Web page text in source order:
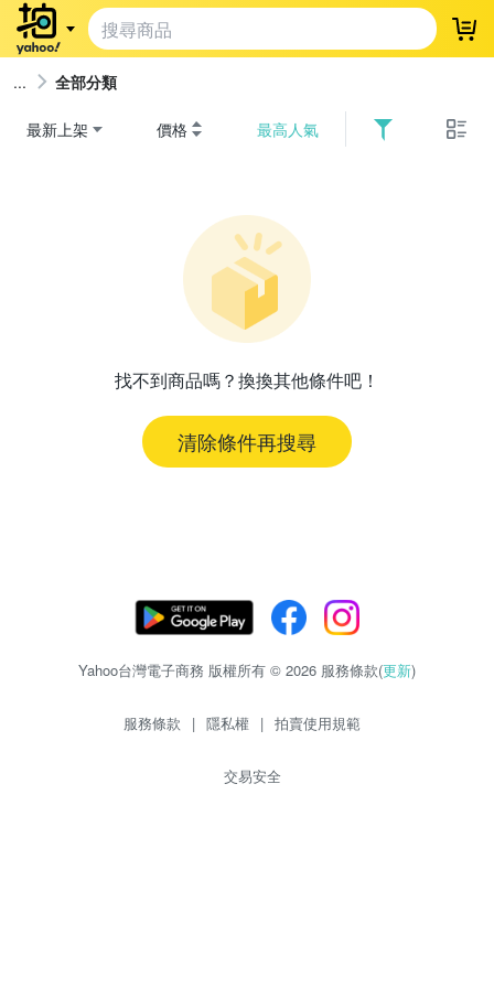
登
全部分類
最新上架 價格 最高人氣
找不到商品嗎？換換其他條件吧！
清除條件再搜尋
Yahoo台灣電子商務 版權所有 © 2026 服務條款(更新)
服務條款 | 隱私權 | 拍賣使用規範
交易安全